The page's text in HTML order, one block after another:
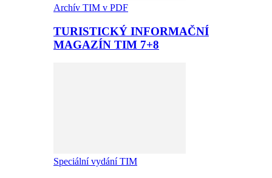
Archív TIM v PDF
TURISTICKÝ INFORMAČNÍ
MAGAZÍN TIM 7+8
Speciální vydání TIM